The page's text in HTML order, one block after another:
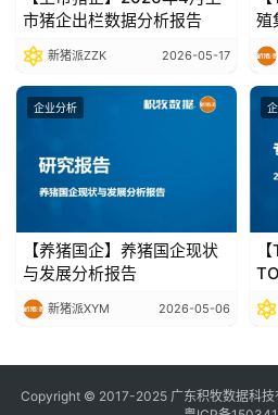
市猪企出栏数据分析报告
新猪派ZZK 2026-05-17
殖
企业分析
【养猪国企】养猪国企现状
与发展分析报告
新猪派XYM 2026-05-06
告
Copyright © 2017-2025 广东积牧数据科技